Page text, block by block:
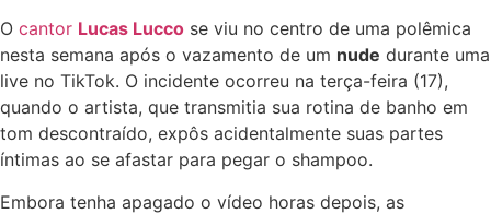
O cantor Lucas Lucco se viu no centro de uma polêmica
nesta semana após o vazamento de um nude durante uma
live no TikTok. O incidente ocorreu na terça-feira (17),
quando o artista, que transmitia sua rotina de banho em
tom descontraído, expôs acidentalmente suas partes
íntimas ao se afastar para pegar o shampoo.
Embora tenha apagado o vídeo horas depois, as